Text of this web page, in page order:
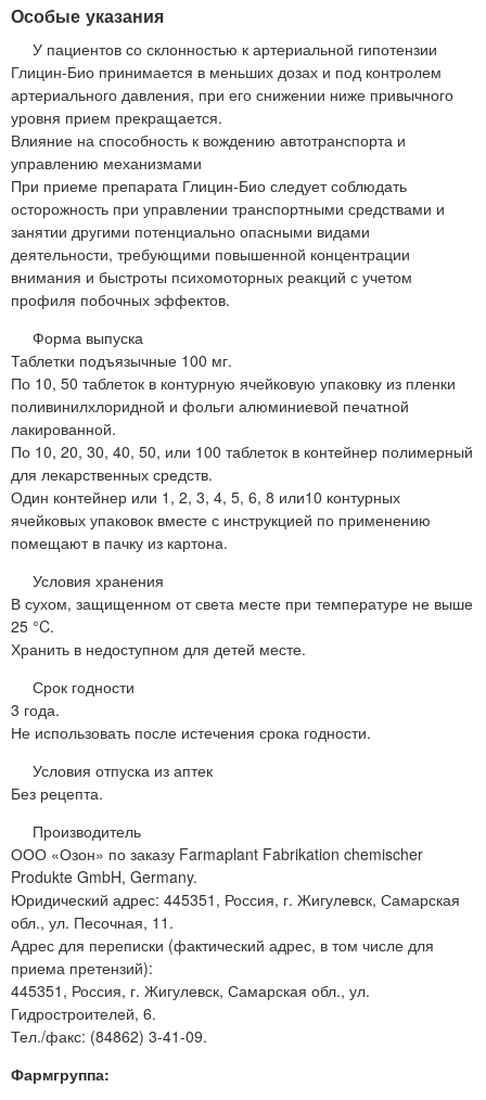
Особые указания
У пациентов со склонностью к артериальной гипотензии
Глицин-Био принимается в меньших дозах и под контролем
артериального давления, при его снижении ниже привычного
уровня прием прекращается.
Влияние на способность к вождению автотранспорта и
управлению механизмами
При приеме препарата Глицин-Био следует соблюдать
осторожность при управлении транспортными средствами и
занятии другими потенциально опасными видами
деятельности, требующими повышенной концентрации
внимания и быстроты психомоторных реакций с учетом
профиля побочных эффектов.
Форма выпуска
Таблетки подъязычные 100 мг.
По 10, 50 таблеток в контурную ячейковую упаковку из пленки
поливинилхлоридной и фольги алюминиевой печатной
лакированной.
По 10, 20, 30, 40, 50, или 100 таблеток в контейнер полимерный
для лекарственных средств.
Один контейнер или 1, 2, 3, 4, 5, 6, 8 или10 контурных
ячейковых упаковок вместе с инструкцией по применению
помещают в пачку из картона.
Условия хранения
В сухом, защищенном от света месте при температуре не выше
25 °C.
Хранить в недоступном для детей месте.
Срок годности
3 года.
Не использовать после истечения срока годности.
Условия отпуска из аптек
Без рецепта.
Производитель
ООО «Озон» по заказу Farmaplant Fabrikation chemischer
Produkte GmbH, Germany.
Юридический адрес: 445351, Россия, г. Жигулевск, Самарская
обл., ул. Песочная, 11.
Адрес для переписки (фактический адрес, в том числе для
приема претензий):
445351, Россия, г. Жигулевск, Самарская обл., ул.
Гидростроителей, 6.
Тел./факс: (84862) 3-41-09.
Фармгруппа: